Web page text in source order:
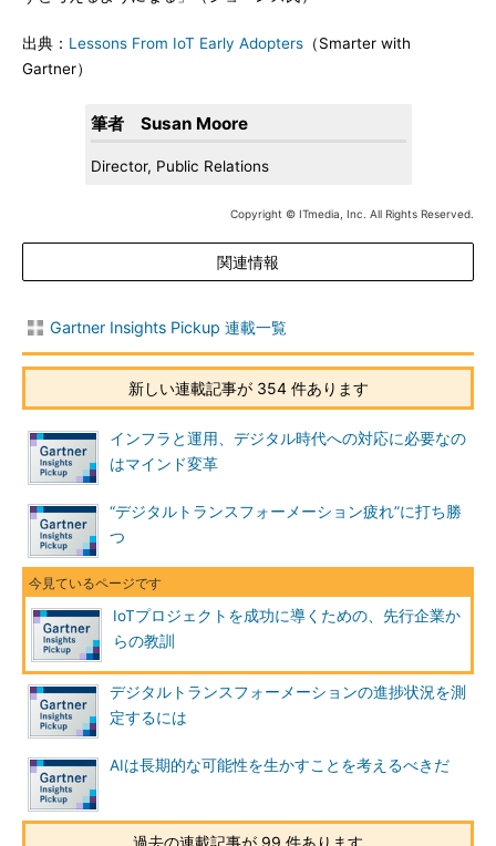
出典： Lessons From IoT Early Adopters （Smarter with
Gartner）
筆者 Susan Moore
Director, Public Relations
Copyright © ITmedia, Inc. All Rights Reserved.
関連情報
Gartner Insights Pickup 連載一覧
新しい連載記事が 354 件あります
インフラと運用、デジタル時代への対応に必要なの
はマインド変革
“デジタルトランスフォーメーション疲れ”に打ち勝
つ
IoTプロジェクトを成功に導くための、先行企業か
らの教訓
デジタルトランスフォーメーションの進捗状況を測
定するには
AIは長期的な可能性を生かすことを考えるべきだ
過去の連載記事が 99 件あります